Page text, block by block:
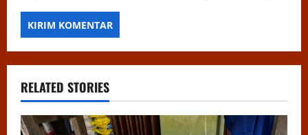
RELATED STORIES